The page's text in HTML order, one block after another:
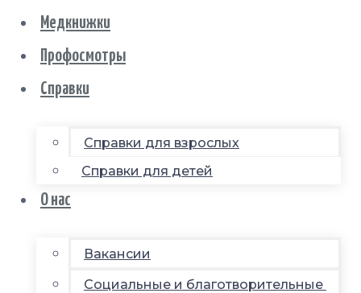
Медкнижки
Профосмотры
Справки
Справки для взрослых
Справки для детей
О нас
Вакансии
Социальные и благотворительные